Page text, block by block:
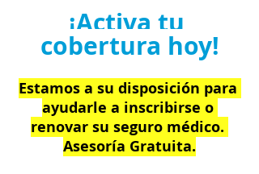
¡Activa tu
cobertura hoy!
Estamos a su disposición para
ayudarle a inscribirse o
renovar su seguro médico.
Asesoría Gratuita.